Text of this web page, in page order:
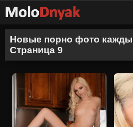
Новые порно фото
Страница 9